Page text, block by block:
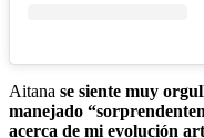
Aitana se siente muy
manejado
acerca de mi evolución